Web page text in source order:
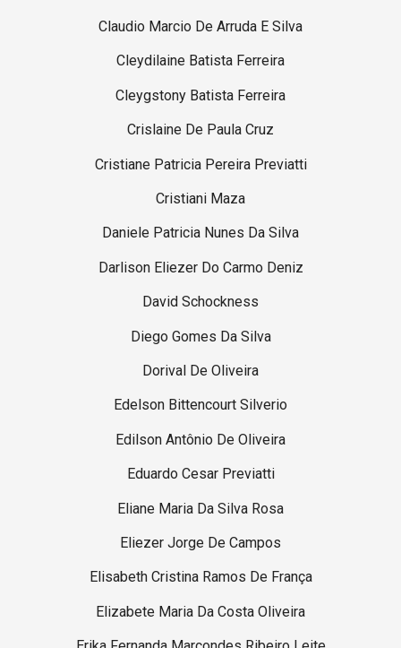
Claudio Marcio De Arruda E Silva
Cleydilaine Batista Ferreira
Cleygstony Batista Ferreira
Crislaine De Paula Cruz
Cristiane Patricia Pereira Previatti
Cristiani Maza
Daniele Patricia Nunes Da Silva
Darlison Eliezer Do Carmo Deniz
David Schockness
Diego Gomes Da Silva
Dorival De Oliveira
Edelson Bittencourt Silverio
Edilson Antônio De Oliveira
Eduardo Cesar Previatti
Eliane Maria Da Silva Rosa
Eliezer Jorge De Campos
Elisabeth Cristina Ramos De França
Elizabete Maria Da Costa Oliveira